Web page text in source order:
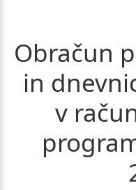
Obračun
in
v